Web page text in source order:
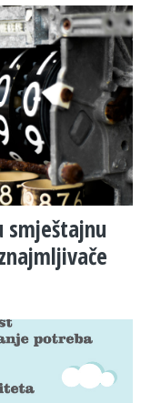
smještajnu